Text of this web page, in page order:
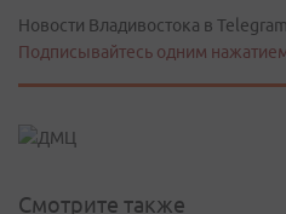
Новости Владивостока в
Подписывайтесь одним
Смотрите также